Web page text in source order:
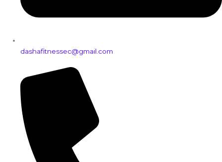
dashafitnessec@gmail.com